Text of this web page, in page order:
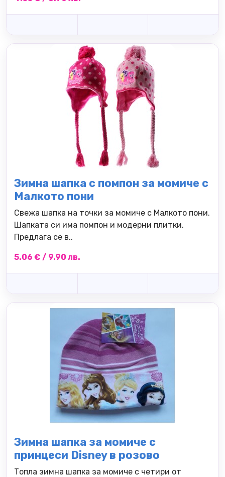
Зимна шапка с помпон за момиче с
Малкото пони
Свежа шапка на точки за момиче с Малкото пони.
Шапката си има помпон и модерни плитки.
Предлага се в..
5.06 € / 9.90 лв.
Зимна шапка за момиче с
принцеси Disney в розово
Топла зимна шапка за момиче с четири от